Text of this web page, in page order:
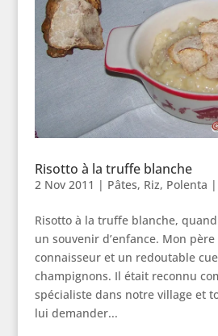
Risotto à la truffe blanche
2 Nov 2011 | Pâtes, Riz, Polenta |
Risotto à la truffe blanche,
un souvenir d’enfance. Mon
connaisseur et un redoutable
champignons. Il était reconnu
spécialiste dans notre village et
lui demander...